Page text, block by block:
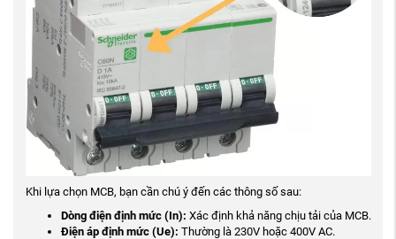
Khi lựa chọn MCB, bạn cần chú ý đến các thông số sau:
Dòng điện định mức (In): Xác định khả năng chịu tải của MCB.
Điện áp định mức (Ue): Thường là 230V hoặc 400V AC.